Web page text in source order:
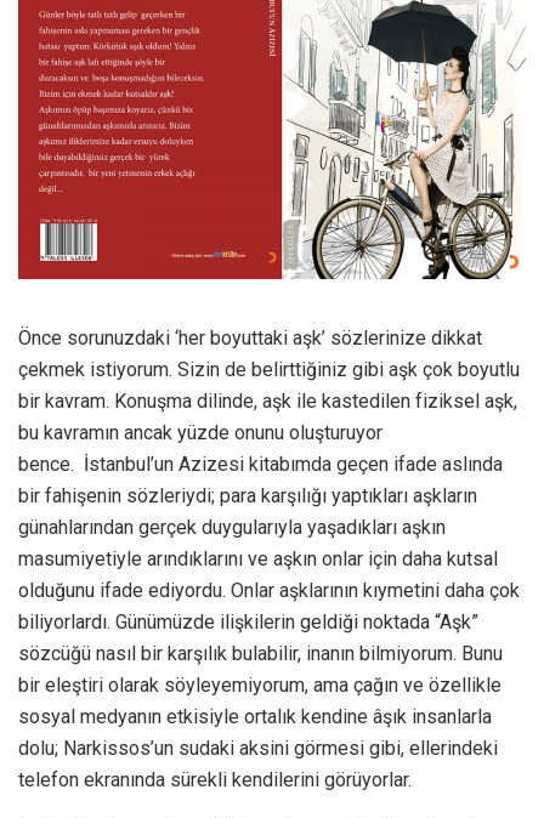
Önce sorunuzdaki ‘her boyuttaki aşk’ sözlerinize dikkat
çekmek istiyorum. Sizin de belirttiğiniz gibi aşk çok boyutlu
bir kavram. Konuşma dilinde, aşk ile kastedilen fiziksel aşk,
bu kavramın ancak yüzde onunu oluşturuyor
bence. İstanbul’un Azizesi kitabımda geçen ifade aslında
bir fahişenin sözleriydi; para karşılığı yaptıkları aşkların
günahlarından gerçek duygularıyla yaşadıkları aşkın
masumiyetiyle arındıklarını ve aşkın onlar için daha kutsal
olduğunu ifade ediyordu. Onlar aşklarının kıymetini daha çok
biliyorlardı. Günümüzde ilişkilerin geldiği noktada “Aşk”
sözcüğü nasıl bir karşılık bulabilir, inanın bilmiyorum. Bunu
bir eleştiri olarak söyleyemiyorum, ama çağın ve özellikle
sosyal medyanın etkisiyle ortalık kendine âşık insanlarla
dolu; Narkissos’un sudaki aksini görmesi gibi, ellerindeki
telefon ekranında sürekli kendilerini görüyorlar.